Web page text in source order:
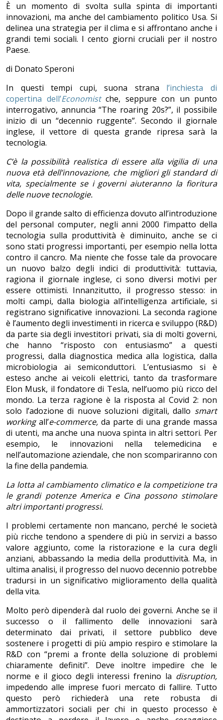
È un momento di svolta sulla spinta di importanti
innovazioni, ma anche del cambiamento politico Usa. Si
delinea una strategia per il clima e si affrontano anche i
grandi temi sociali. I cento giorni cruciali per il nostro
Paese.
di Donato Speroni
In questi tempi cupi, suona strana l’inchiesta di
copertina dell’Economistche, seppure con un punto
interrogativo, annuncia “The roaring 20s?”, il possibile
inizio di un “decennio ruggente”. Secondo il giornale
inglese, il vettore di questa grande ripresa sarà la
tecnologia.
C’è la possibilità realistica di essere alla vigilia di una
nuova età dell’innovazione, che migliori gli standard di
vita, specialmente se i governi aiuteranno la fioritura
delle nuove tecnologie.
Dopo il grande salto di efficienza dovuto all’introduzione
del personal computer, negli anni 2000 l’impatto della
tecnologia sulla produttività è diminuito, anche se ci
sono stati progressi importanti, per esempio nella lotta
contro il cancro. Ma niente che fosse tale da provocare
un nuovo balzo degli indici di produttività: tuttavia,
ragiona il giornale inglese, ci sono diversi motivi per
essere ottimisti. Innanzitutto, il progresso stesso: in
molti campi, dalla biologia all’intelligenza artificiale, si
registrano significative innovazioni. La seconda ragione
è l’aumento degli investimenti in ricerca e sviluppo (R&D)
da parte sia degli investitori privati, sia di molti governi,
che hanno “risposto con entusiasmo” a questi
progressi, dalla diagnostica medica alla logistica, dalla
microbiologia ai semiconduttori. L’entusiasmo si è
esteso anche ai veicoli elettrici, tanto da trasformare
Elon Musk, il fondatore di Tesla, nell’uomo più ricco del
mondo. La terza ragione è la risposta al Covid 2: non
solo l’adozione di nuove soluzioni digitali, dallo smart
workingall’e-commerce, da parte di una grande massa
di utenti, ma anche una nuova spinta in altri settori. Per
esempio, le innovazioni nella telemedicina e
nell’automazione aziendale, che non scompariranno con
la fine della pandemia.
La lotta al cambiamento climatico e la competizione tra
le grandi potenze America e Cina possono stimolare
altri importanti progressi.
I problemi certamente non mancano, perché le società
più ricche tendono a spendere di più in servizi a basso
valore aggiunto, come la ristorazione e la cura degli
anziani, abbassando la media della produttività. Ma, in
ultima analisi, il progresso del nuovo decennio potrebbe
tradursi in un significativo miglioramento della qualità
della vita.
Molto però dipenderà dal ruolo dei governi. Anche se il
successo o il fallimento delle innovazioni sarà
determinato dai privati, il settore pubblico deve
sostenere i progetti di più ampio respiro e stimolare la
R&D con “premi a fronte della soluzione di problemi
chiaramente definiti”. Deve inoltre impedire che le
norme e il gioco degli interessi frenino la disruption,
impedendo alle imprese fuori mercato di fallire. Tutto
questo però richiederà una rete robusta di
ammortizzatori sociali per chi in questo processo è